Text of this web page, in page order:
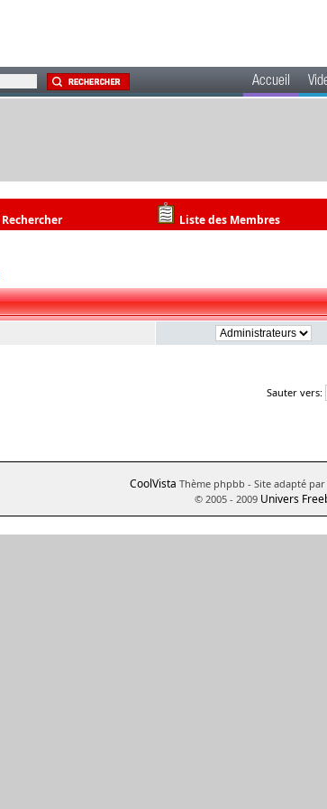
Accueil
Rechercher Liste des Membres
Sauter vers:
CoolVista Thème phpbb - Site adapté par
© 2005 - 2009 Univers